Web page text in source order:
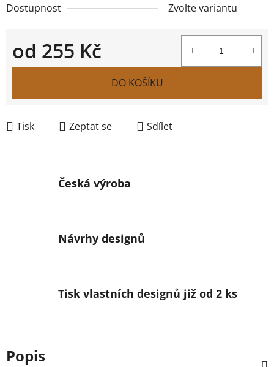
Dostupnost Zvolte variantu
od 255 Kč
Měrná cena:
DO KOŠÍKU
Tisk Zeptat se Sdílet
Česká výroba
Návrhy designů
Tisk vlastních designů již od 2 ks
Popis